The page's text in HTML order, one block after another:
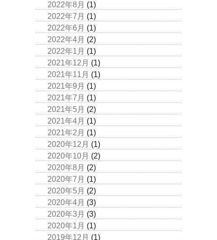
2022年8月 (1)
2022年7月 (1)
2022年6月 (1)
2022年4月 (2)
2022年1月 (1)
2021年12月 (1)
2021年11月 (1)
2021年9月 (1)
2021年7月 (1)
2021年5月 (2)
2021年4月 (1)
2021年2月 (1)
2020年12月 (1)
2020年10月 (2)
2020年8月 (2)
2020年7月 (1)
2020年5月 (2)
2020年4月 (3)
2020年3月 (3)
2020年1月 (1)
2019年12月 (1)